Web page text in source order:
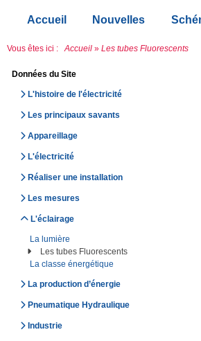
Accueil Nouvelles
Vous êtes ici : Accueil » Les tubes Fluorescents
Données du Site
L'histoire de l'électricité
Les principaux savants
Appareillage
L'électricité
Réaliser une installation
Les mesures
L'éclairage
La lumière
Les tubes Fluorescents
La classe énergétique
La production d’énergie
Pneumatique Hydraulique
Industrie